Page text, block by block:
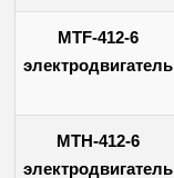
MTF-412-6
электродвигатель
МТН-412-6
электродвигатель